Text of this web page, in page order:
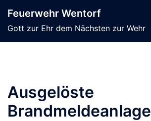
Inhalt
springen
Feuerwehr Wentorf
Gott zur Ehr dem Nächsten zur Wehr
Ausgelöste
Brandmeldeanlage